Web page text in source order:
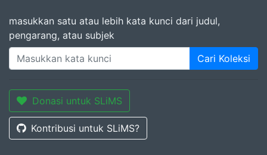
masukkan satu atau lebih kata kunci dari judul,
pengarang, atau subjek
Cari Koleksi
Donasi untuk SLiMS
Kontribusi untuk SLiMS?